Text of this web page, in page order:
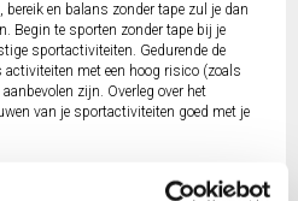
bereik en balans zonder tape zul je dan
Begin te sporten zonder tape bij je
sportactiviteiten. Gedurende de
activiteiten met een hoog risico (zoals
zijn. Overleg over het
van je sportactiviteiten goed met je